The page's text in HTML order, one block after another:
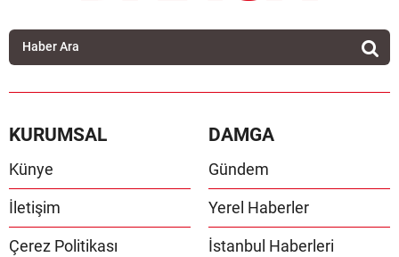
KURUMSAL
Künye
İletişim
Çerez Politikası
DAMGA
Gündem
Yerel Haberler
İstanbul Haberleri